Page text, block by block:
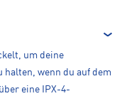
um deine
halten, wenn du auf dem
eine IPX-4-